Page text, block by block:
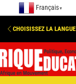
Français ▼
CHOISISSEZ LA LANGUE